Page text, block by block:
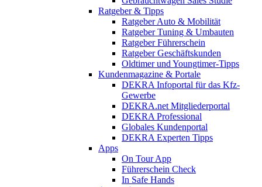
Ratgeber & Tipps
Ratgeber Auto & Mobilität
Ratgeber Tuning & Umbauten
Ratgeber Führerschein
Ratgeber Geschäftskunden
Oldtimer und Youngtimer-Tipps
Kundenmagazine & Portale
DEKRA Infoportal für das Kfz-
Gewerbe
DEKRA.net Mitgliederportal
DEKRA Professional
Globales Kundenportal
DEKRA Experten Tipps
Apps
On Tour App
Führerschein Check
In Safe Hands